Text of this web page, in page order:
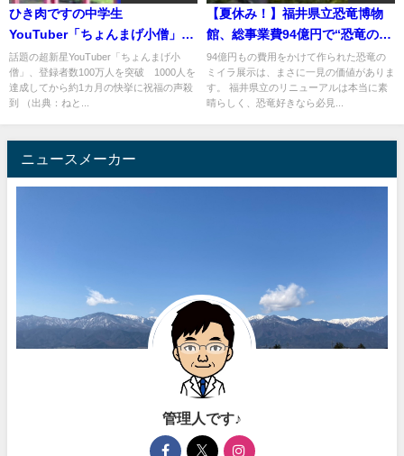
ひき肉ですの中学生
YouTuber「ちょんまげ小僧」が
世界最速でチャンネル登録者数
100万人を突破！撮影場所も特
定！
話題の超新星YouTuber「ちょんまげ小
僧」、登録者数100万人を突破 1000人を
達成してから約1カ月の快挙に祝福の声殺
到 （出典：ねと...
【夏休み！】福井県立恐竜博物
館、総事業費94億円で“恐竜の世
界”を堪能
94億円もの費用をかけて作られた恐竜の
ミイラ展示は、まさに一見の価値がありま
す。 福井県立のリニューアルは本当に素
晴らしく、恐竜好きなら必見...
ニュースメーカー
管理人です♪